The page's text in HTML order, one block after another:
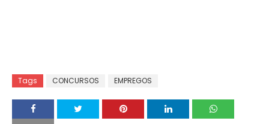
Tags CONCURSOS EMPREGOS